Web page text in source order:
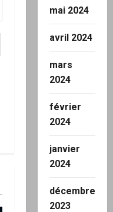
mai 2024
avril 2024
mars
2024
février
2024
janvier
2024
décembre
2023